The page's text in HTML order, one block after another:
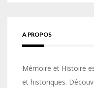
A PROPOS
Mémoire et Histoire
et historiques.